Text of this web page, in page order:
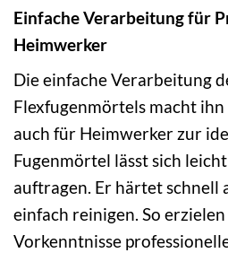
Einfache Verarbeitung für
Heimwerker
Die einfache Verarbeitung
Flexfugenmörtels macht
auch für Heimwerker zur
Fugenmörtel lässt sich
auftragen. Er härtet schnell
einfach reinigen. So
Vorkenntnisse